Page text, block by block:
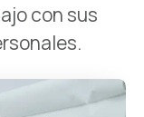
con sus